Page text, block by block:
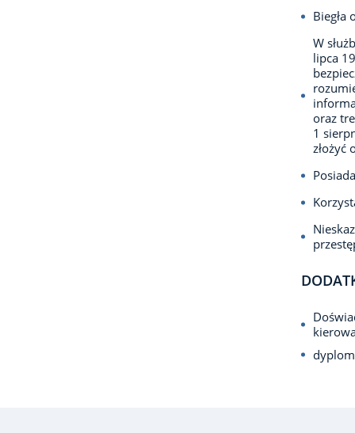
Biegła
W
lipca
oraz
1
złożyć